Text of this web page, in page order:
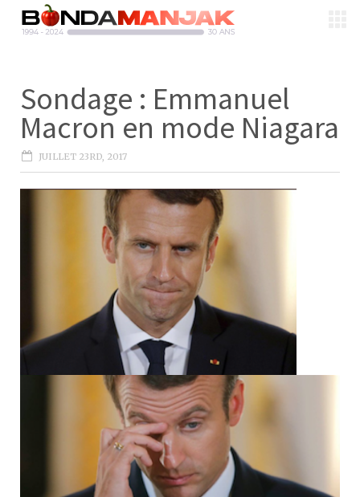
Sondage : Emmanuel
Macron en mode Niagara
JUILLET 23RD, 2017